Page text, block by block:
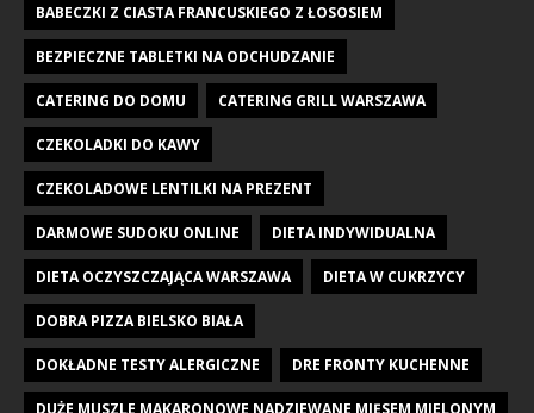
BABECZKI Z CIASTA FRANCUSKIEGO Z ŁOSOSIEM
BEZPIECZNE TABLETKI NA ODCHUDZANIE
CATERING DO DOMU CATERING GRILL WARSZAWA
CZEKOLADKI DO KAWY
CZEKOLADOWE LENTILKI NA PREZENT
DARMOWE SUDOKU ONLINE DIETA INDYWIDUALNA
DIETA OCZYSZCZAJĄCA WARSZAWA DIETA W CUKRZYCY
DOBRA PIZZA BIELSKO BIAŁA
DOKŁADNE TESTY ALERGICZNE DRE FRONTY KUCHENNE
DUŻE MUSZLE MAKARONOWE NADZIEWANE MIĘSEM MIELONYM